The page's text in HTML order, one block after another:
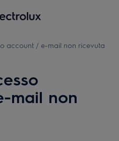
account / e-mail non ricevuta
mail non